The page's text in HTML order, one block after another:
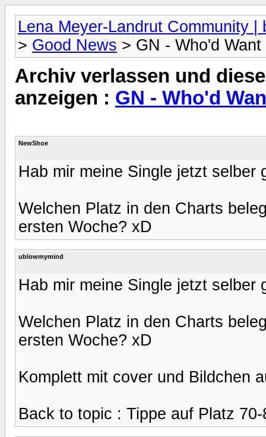
Lena Meyer-Landrut Community |
> Good News > GN - Who'd
Archiv verlassen und
anzeigen : GN - Who'd
NewShoe
Hab mir meine Single jetzt selber
Welchen Platz in den Charts
ersten Woche? xD
ublowmymind
Hab mir meine Single jetzt selber
Welchen Platz in den Charts
ersten Woche? xD
Komplett mit cover und Bildchen
Back to topic : Tippe auf Platz 70-